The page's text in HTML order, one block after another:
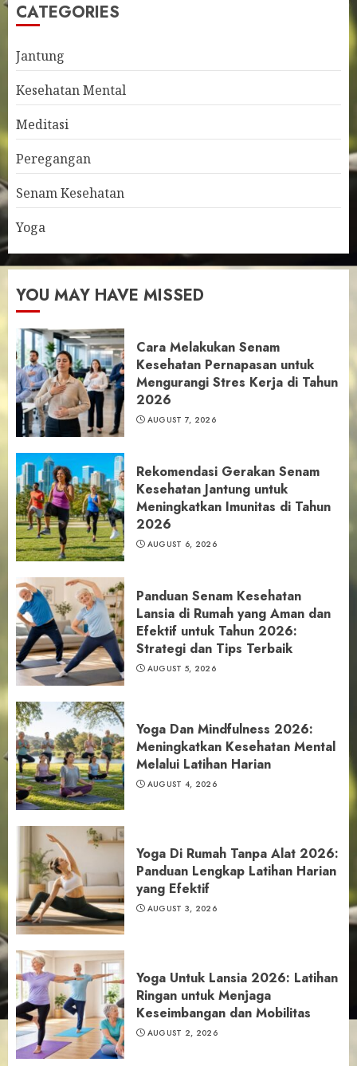
CATEGORIES
Jantung
Kesehatan Mental
Meditasi
Peregangan
Senam Kesehatan
Yoga
YOU MAY HAVE MISSED
Cara Melakukan Senam
Kesehatan Pernapasan untuk
Mengurangi Stres Kerja di Tahun
2026
AUGUST 7, 2026
Rekomendasi Gerakan Senam
Kesehatan Jantung untuk
Meningkatkan Imunitas di Tahun
2026
AUGUST 6, 2026
Panduan Senam Kesehatan
Lansia di Rumah yang Aman dan
Efektif untuk Tahun 2026:
Strategi dan Tips Terbaik
AUGUST 5, 2026
Yoga Dan Mindfulness 2026:
Meningkatkan Kesehatan Mental
Melalui Latihan Harian
AUGUST 4, 2026
Yoga Di Rumah Tanpa Alat 2026:
Panduan Lengkap Latihan Harian
yang Efektif
AUGUST 3, 2026
Yoga Untuk Lansia 2026: Latihan
Ringan untuk Menjaga
Keseimbangan dan Mobilitas
AUGUST 2, 2026